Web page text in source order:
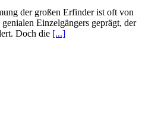
der großen Erfinder ist oft von
Einzelgängers geprägt, der
Doch die [...]